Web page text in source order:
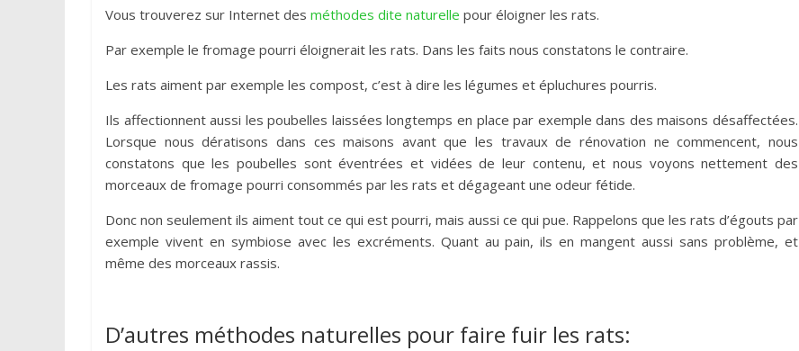
Vous trouverez sur Internet des méthodes dite naturelle pour éloigner les rats.
Par exemple le fromage pourri éloignerait les rats. Dans les faits nous constatons le contraire.
Les rats aiment par exemple les compost, c’est à dire les légumes et épluchures pourris.
Ils affectionnent aussi les poubelles laissées longtemps en place par exemple dans des maisons désaffectées.
Lorsque nous dératisons dans ces maisons avant que les travaux de rénovation ne commencent, nous
constatons que les poubelles sont éventrées et vidées de leur contenu, et nous voyons nettement des
morceaux de fromage pourri consommés par les rats et dégageant une odeur fétide.
Donc non seulement ils aiment tout ce qui est pourri, mais aussi ce qui pue. Rappelons que les rats d’égouts par
exemple vivent en symbiose avec les excréments. Quant au pain, ils en mangent aussi sans problème, et
même des morceaux rassis.
D’autres méthodes naturelles pour faire fuir les rats: